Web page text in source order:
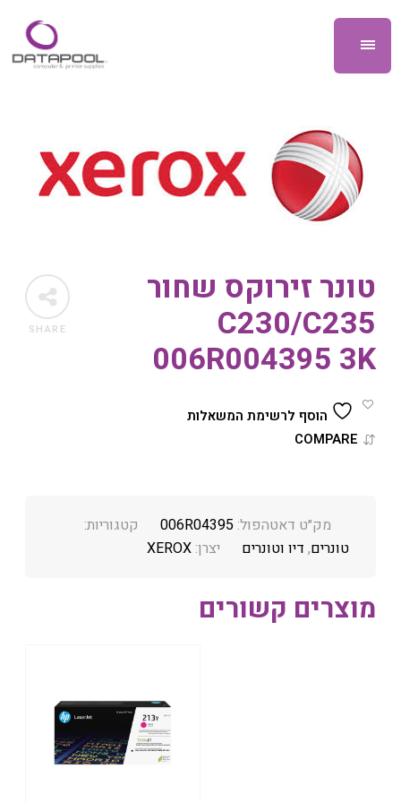
SHARE
טונר זירוקס שחור
C230/C235
006R004395 3K
הוסף לרשימת המשאלות
COMPARE
מק״ט דאטהפול:006R04395
קטגוריות:
טונרים, דיו וטונרים יצרן:XEROX
מוצרים קשורים